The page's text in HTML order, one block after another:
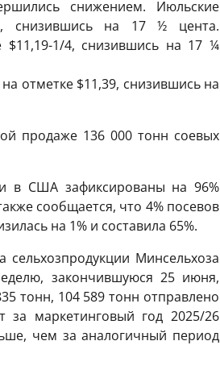
снижением. Июльские
снизившись на 17 ½ цента.
$11,19-1/4, снизившись на 17 ¼
отметке $11,39, снизившись на
продаже 136 000 тонн соевых
в США зафиксированы на 96%
сообщается, что 4% посевов
на 1% и составила 65%.
Минсельхоза
закончившуюся 25 июня,
тонн, 104 589 тонн отправлено
маркетинговый год 2025/26
чем за аналогичный период